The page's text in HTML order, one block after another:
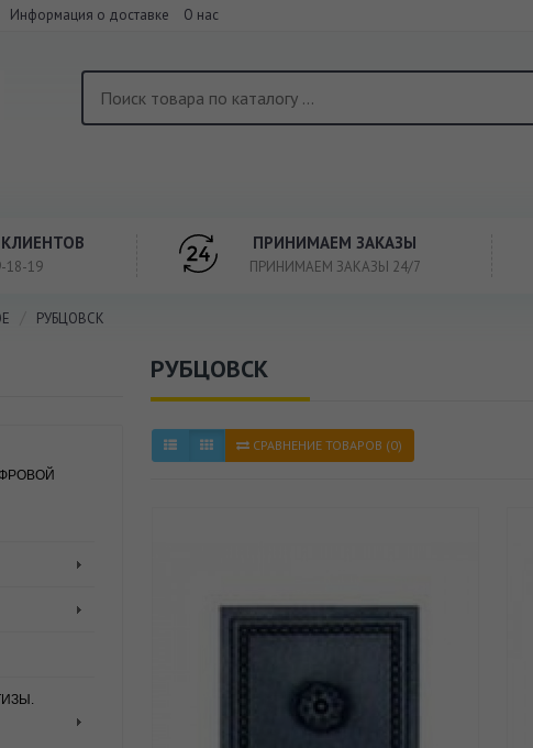
Информация о доставке О нас
18-19
ПРИНИМАЕМ ЗАКАЗЫ
ПРИНИМАЕМ ЗАКАЗЫ 24/7
РУБЦОВСК
РУБЦОВСК
СРАВНЕНИЕ ТОВАРОВ (0)